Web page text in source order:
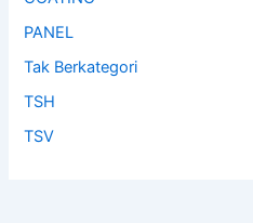
PANEL
Tak Berkategori
TSH
TSV